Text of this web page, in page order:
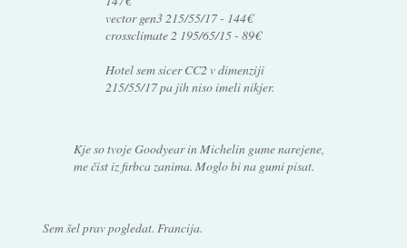
vector gen3 215/55/17 - 144€
crossclimate 2 195/65/15 - 89€
Hotel sem sicer CC2 v dimenziji
215/55/17 pa jih niso imeli nikjer.
Kje so tvoje Goodyear in Michelin gume narejene,
me čist iz firbca zanima. Moglo bi na gumi pisat.
Sem šel prav pogledat. Francija.